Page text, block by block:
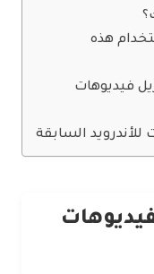
هذه
فيديوهات
للأندرويد السابقة